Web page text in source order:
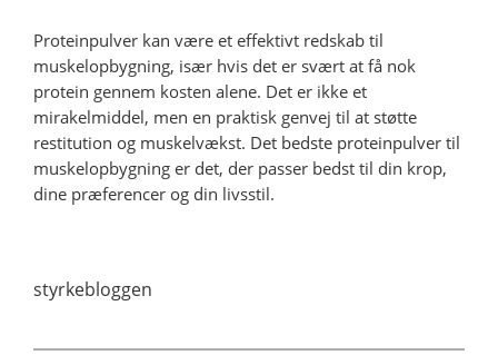
Proteinpulver kan være et effektivt redskab til
muskelopbygning, især hvis det er svært at få nok
protein gennem kosten alene. Det er ikke et
mirakelmiddel, men en praktisk genvej til at støtte
restitution og muskelvækst. Det bedste proteinpulver til
muskelopbygning er det, der passer bedst til din krop,
dine præferencer og din livsstil.
styrkebloggen